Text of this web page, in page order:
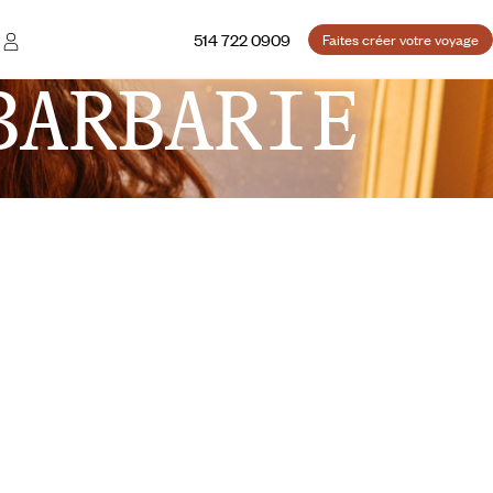
514 722 0909 Faites créer votre voyage